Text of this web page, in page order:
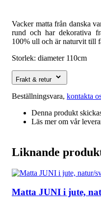
Vacker matta från danska
rund och har dekorativa
100% ull och är naturvit till
Storlek: diameter 110cm
Frakt & retur
Beställningsvara, kontakta
Denna produkt
Läs mer om vår
Liknande
Matta JUNI i jute,